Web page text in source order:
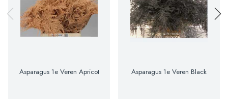
Asparagus 1e Veren Apricot Asparagus 1e Veren Black